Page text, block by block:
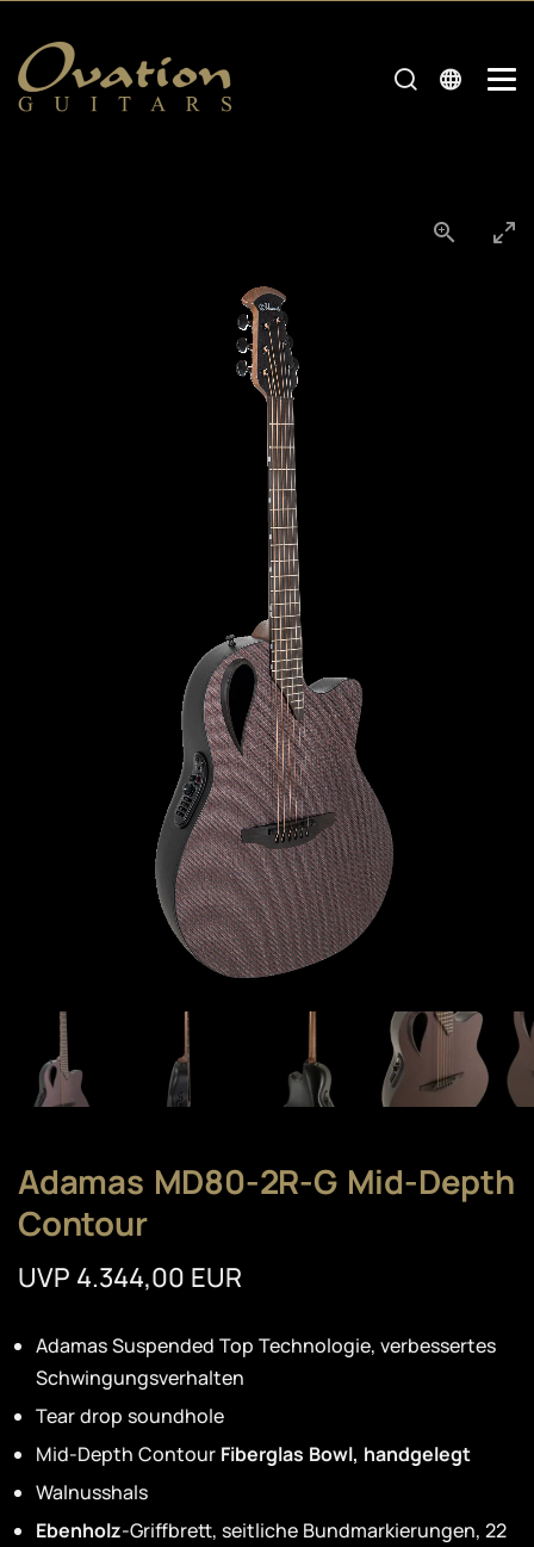
Adamas MD80-2R-G Mid-Depth
Contour
UVP 4.344,00 EUR
Adamas Suspended Top Technologie, verbessertes
Schwingungsverhalten
Tear drop soundhole
Mid-Depth Contour Fiberglas Bowl, handgelegt
Walnusshals
Ebenholz-Griffbrett, seitliche Bundmarkierungen, 22